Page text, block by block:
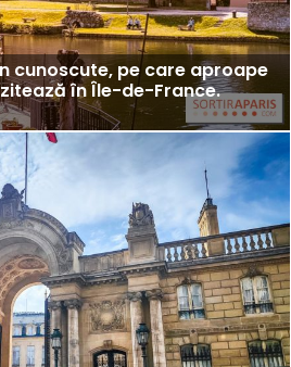
cunoscute, pe care aproape
în Île-de-France.